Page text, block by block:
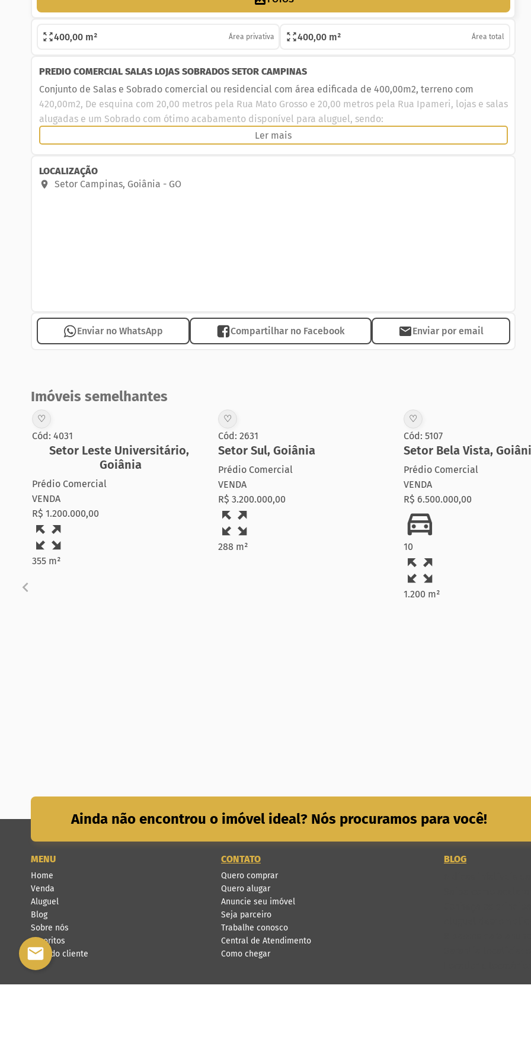
400,00 m² Área privativa 400,00 m² Área total
PREDIO COMERCIAL SALAS LOJAS SOBRADOS SETOR CAMPINAS
Conjunto de Salas e Sobrado comercial ou residencial com área edificada de 400,00m2, terreno com
420,00m2, De esquina com 20,00 metros pela Rua Mato Grosso e 20,00 metros pela Rua Ipameri, lojas e salas
alugadas e um Sobrado com ótimo acabamento disponível para aluguel, sendo:
Loja de esquina com área aproximada de 100,00 m2, pé direito 6,5 metros de altura, piso em cerâmica, 02
02 Salas (nº 01 e 02) pela Rua Ipameri com área aproximada de 80,00 m2, 02 banheiros, atualmente
PISO SUPERIOR: 04 Quartos todos suítes e com armários e ar condicionado, suíte do casal com closet, uma
Ler mais
LOCALIZAÇÃO
Setor Campinas, Goiânia - GO
Enviar no WhatsApp Compartilhar no Facebook Enviar por email
Imóveis semelhantes
♡
Cód: 4031
Setor Leste Universitário,
Goiânia
Prédio Comercial
VENDA
R$ 1.200.000,00
355 m²
♡
Cód: 2631
Setor Sul, Goiânia
Prédio Comercial
VENDA
R$ 3.200.000,00
288 m²
♡
Cód: 5107
Setor Bela Vista,
Prédio Comercial
VENDA
R$ 6.500.000,00
10
1.200 m²
Ainda não encontrou o imóvel ideal? Nós procuramos para você!
MENU
Home
Venda
Aluguel
Blog
Sobre nós
Favoritos
Área do cliente
CONTATO
Quero comprar
Quero alugar
Anuncie seu imóvel
Seja parceiro
Trabalhe conosco
Central de Atendimento
Como chegar
BLOG